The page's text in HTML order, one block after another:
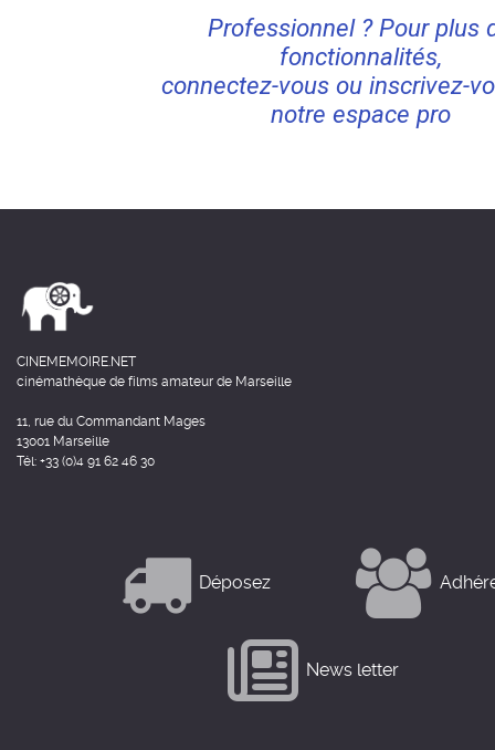
Professionnel ? Pour plus
fonctionnalités,
connectez-vous ou inscrivez-
notre espace pro
CINEMEMOIRE.NET
cinémathèque de films amateur de Marseille
11, rue du Commandant Mages
13001 Marseille
Tél: +33 (0)4 91 62 46 30
Déposez
News letter